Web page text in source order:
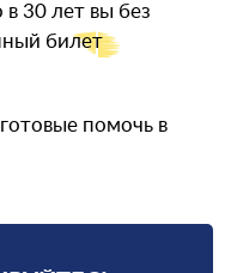
в 30 лет вы без
билет
помочь в